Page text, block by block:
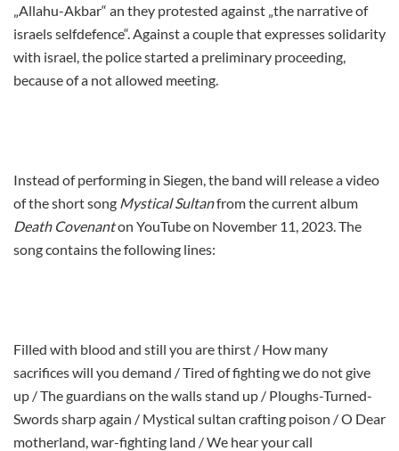
„Allahu-Akbar“ an they protested against „the narrative of
israels selfdefence“. Against a couple that expresses solidarity
with israel, the police started a preliminary proceeding,
because of a not allowed meeting.
Instead of performing in Siegen, the band will release a video
of the short song Mystical Sultanfrom the current album
Death Covenanton YouTube on November 11, 2023. The
song contains the following lines:
Filled with blood and still you are thirst / How many
sacrifices will you demand / Tired of fighting we do not give
up / The guardians on the walls stand up / Ploughs-Turned-
Swords sharp again / Mystical sultan crafting poison / O Dear
motherland, war-fighting land / We hear your call